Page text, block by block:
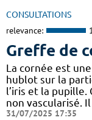
CONSULTATIONS
relevance:
Greffe de
La cornée est
hublot sur la
l’iris et la pupille.
non vascularisé.
31/07/2025 17:35